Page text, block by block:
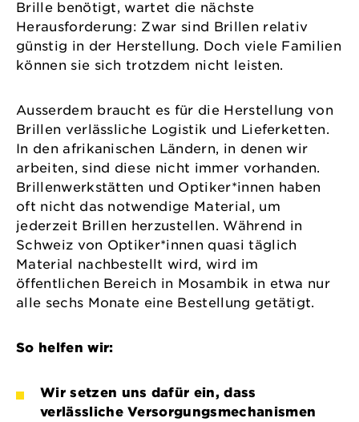
Brille benötigt, wartet die nächste
Herausforderung: Zwar sind Brillen relativ
günstig in der Herstellung. Doch viele Familien
können sie sich trotzdem nicht leisten.
Ausserdem braucht es für die Herstellung von
Brillen verlässliche Logistik und Lieferketten.
In den afrikanischen Ländern, in denen wir
arbeiten, sind diese nicht immer vorhanden.
Brillenwerkstätten und Optiker*innen haben
oft nicht das notwendige Material, um
jederzeit Brillen herzustellen. Während in
Schweiz von Optiker*innen quasi täglich
Material nachbestellt wird, wird im
öffentlichen Bereich in Mosambik in etwa nur
alle sechs Monate eine Bestellung getätigt.
So helfen wir:
Wir setzen uns dafür ein, dass
verlässliche Versorgungsmechanismen